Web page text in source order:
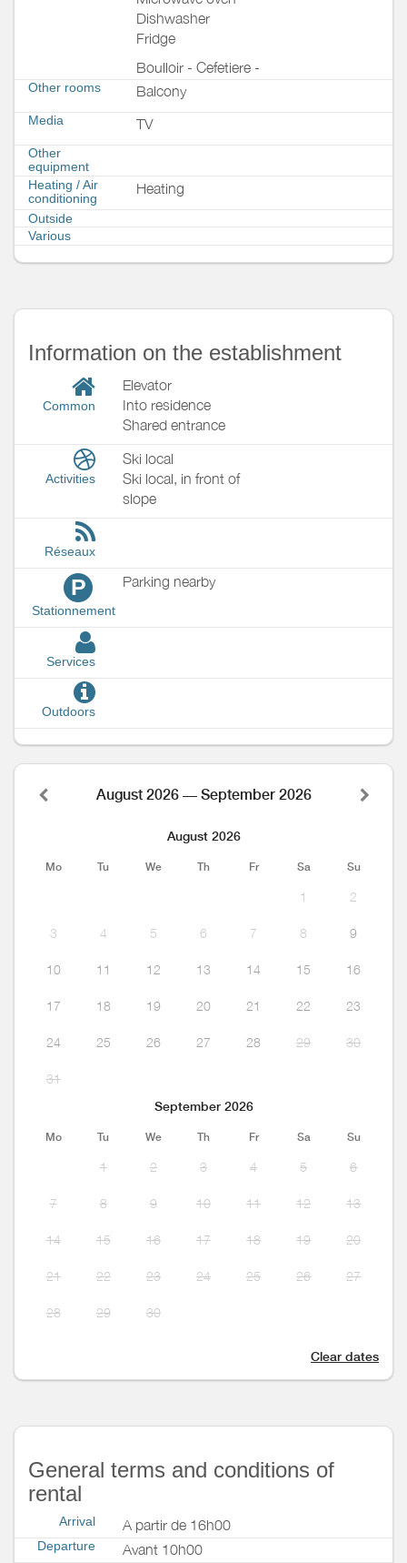
Dishwasher
Fridge
Boulloir - Cefetiere -
Other rooms Balcony
Media TV
Other
equipment
Heating / Air
conditioning
Heating
Outside
Various
Information on the establishment
Common
Elevator
Into residence
Shared entrance
Activities
Ski local
Ski local, in front of
slope
Réseaux
P
Stationnement
Parking nearby
Services
Outdoors
August 2026 — September 2026
August 2026
Mo Tu We Th Fr Sa Su
1 2
3 4 5 6 7 8 9
10 11 12 13 14 15 16
17 18 19 20 21 22 23
24 25 26 27 28 29 30
31
September 2026
Mo Tu We Th Fr Sa Su
1 2 3 4 5 6
7 8 9 10 11 12 13
14 15 16 17 18 19 20
21 22 23 24 25 26 27
28 29 30
Clear dates
General terms and conditions of
rental
Arrival A partir de 16h00
Departure Avant 10h00